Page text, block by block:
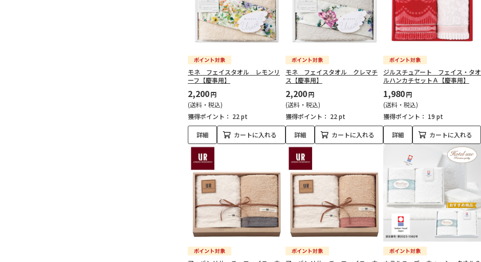
モネ フェイスタオル レモンリ
ーフ【慶事用】
2,200円
(送料・税込)
獲得ポイント： 22 pt
詳細 カートに入れる
モネ フェイスタオル クレマチ
ス【慶事用】
2,200円
(送料・税込)
獲得ポイント： 22 pt
詳細 カートに入れる
ジルスチュアート フェイス・タオ
ルハンカチセットＡ【慶事用】
1,980円
(送料・税込)
獲得ポイント： 19 pt
詳細 カートに入れる